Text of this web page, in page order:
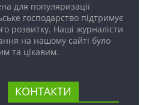
для популяризації
господарство підтримує
розвитку. Наші журналісти
на нашому сайті було
та цікавим.
КОНТАКТИ